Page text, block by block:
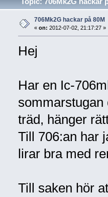
706Mk2G hackar på 80M
« on: 2012-07-02, 21:17:27 »
Hej
Har en Ic-
träd, hänger
Till 706:an har
lirar bra med
Till saken hör